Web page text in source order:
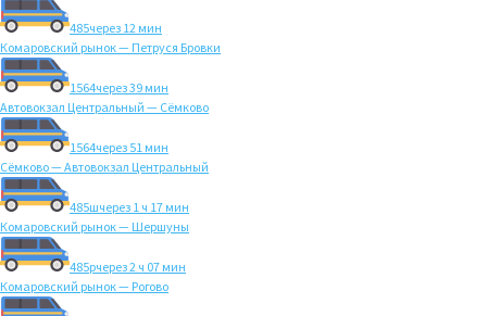
485через 12 мин
Комаровский рынок — Петруся Бровки
1564через 39 мин
Автовокзал Центральный — Сёмково
1564через 51 мин
Сёмково — Автовокзал Центральный
485шчерез 1 ч 17 мин
Комаровский рынок — Шершуны
485рчерез 2 ч 07 мин
Комаровский рынок — Рогово